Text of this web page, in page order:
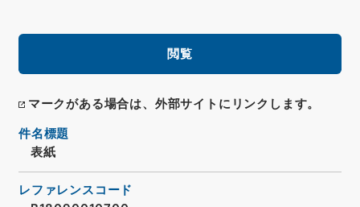
閲覧
マークがある場合は、外部サイトにリンクします。
件名標題
表紙
レファレンスコード